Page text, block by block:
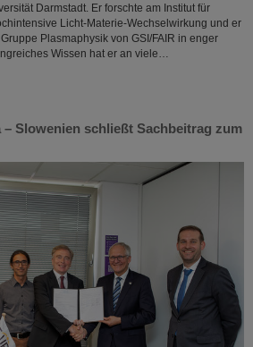
Darmstadt. Er forschte am Institut für
Licht-Materie-Wechselwirkung und er
Plasmaphysik von GSI/FAIR in enger
Wissen hat er an viele…
Slowenien schließt Sachbeitrag zum